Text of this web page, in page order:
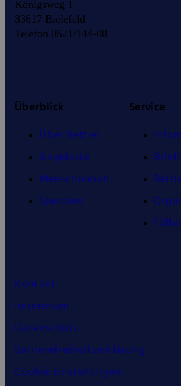
Königsweg 1
33617 Bielefeld
Telefon 0521/144-00
Überblick
Über Bethel
Angebote
Menschennah
Spenden
Service
Kontakt
Impressum
Datenschutz
Barrierefreiheitserklärung
Cookie Einstellungen